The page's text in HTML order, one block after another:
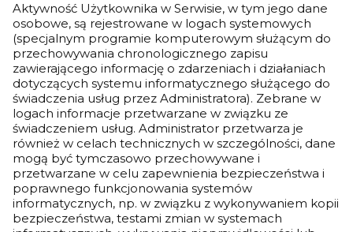
Aktywność Użytkownika w Serwisie, w tym jego dane
osobowe, są rejestrowane w logach systemowych
(specjalnym programie komputerowym służącym do
przechowywania chronologicznego zapisu
zawierającego informację o zdarzeniach i działaniach
dotyczących systemu informatycznego służącego do
świadczenia usług przez Administratora). Zebrane w
logach informacje przetwarzane w związku ze
świadczeniem usług. Administrator przetwarza je
również w celach technicznych w szczególności, dane
mogą być tymczasowo przechowywane i
przetwarzane w celu zapewnienia bezpieczeństwa i
poprawnego funkcjonowania systemów
informatycznych, np. w związku z wykonywaniem kopii
bezpieczeństwa, testami zmian w systemach